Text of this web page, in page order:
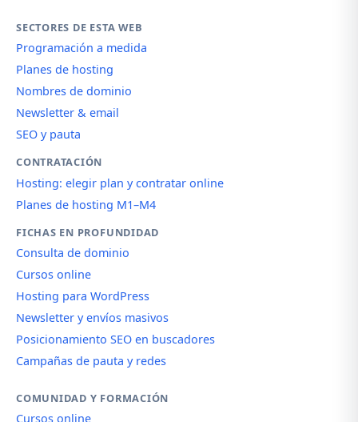
SECTORES DE ESTA WEB
Programación a medida
Planes de hosting
Nombres de dominio
Newsletter & email
SEO y pauta
CONTRATACIÓN
Hosting: elegir plan y contratar online
Planes de hosting M1–M4
FICHAS EN PROFUNDIDAD
Consulta de dominio
Cursos online
Hosting para WordPress
Newsletter y envíos masivos
Posicionamiento SEO en buscadores
Campañas de pauta y redes
COMUNIDAD Y FORMACIÓN
Cursos online